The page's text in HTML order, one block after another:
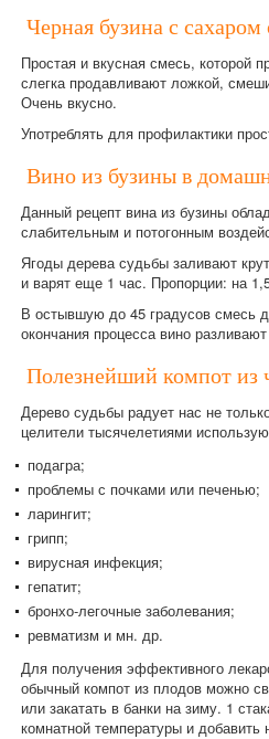
Черная бузина с
Простая и вкусная смесь, которой
слегка продавливают ложкой,
Очень вкусно.
Употреблять для профилактики
Вино из бузины в
Данный рецепт вина из бузины
слабительным и потогонным
Ягоды дерева судьбы заливают
и варят еще 1 час. Пропорции: на
В остывшую до 45 градусов смесь
окончания процесса вино
Полезнейший компот из
Дерево судьбы радует нас не
целители тысячелетиями
подагра;
проблемы с почками или печенью;
ларингит;
грипп;
вирусная инфекция;
гепатит;
бронхо-легочные заболевания;
ревматизм и мн. др.
Для получения эффективного
обычный компот из плодов можно
или закатать в банки на зиму. 1
комнатной температуры и